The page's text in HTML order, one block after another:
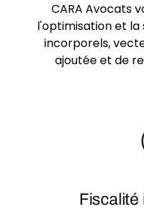
CARA Avocats
l'optimisation et la
incorporels,
ajoutée et de
Fiscalité